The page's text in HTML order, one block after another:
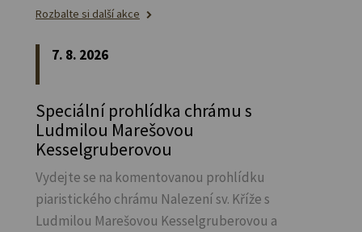
Rozbalte si další akce
7. 8. 2026
Speciální prohlídka chrámu s
Ludmilou Marešovou
Kesselgruberovou
Vydejte se na komentovanou prohlídku
piaristického chrámu Nalezení sv. Kříže s
Ludmilou Marešovou Kesselgruberovou a